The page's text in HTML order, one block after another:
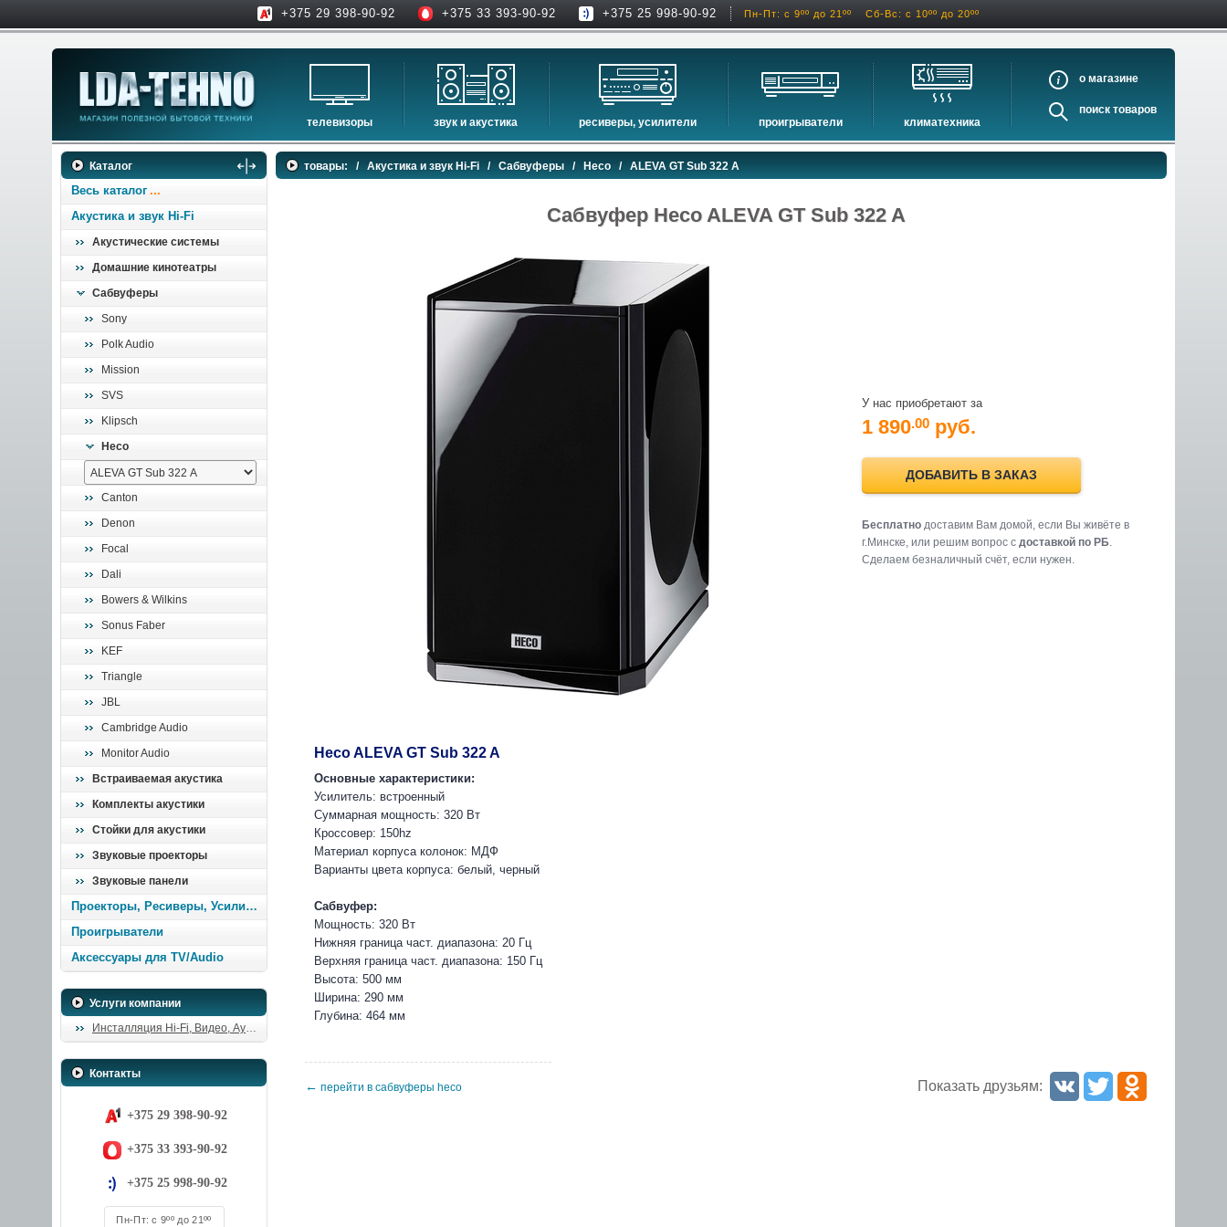
+375 29 398-90-92 +375 33 393-90-92 +375 25 998-90-92 Пн-Пт: с 9ºº до 21ºº Сб-Вс: с 10ºº до 20ºº
телевизоры
телевизоры
аксессуары для тв
звук и акустика
hi-fi акустика
музыкальные центры
встраиваемая акустика
комплекты акустики
стойки для акустики
звуковые проекторы
звуковые панели
шумоизоляция
ресиверы, усилители
проекторы
экраны для проекторов
интерактивные доски
av-ресиверы
усилители
преобразователи, накопители и др.
проигрыватели
сетевые проигрыватели
проигрыватели виниловых дисков
blu-ray проигрыватели
климатехника
кондиционеры
очистители и увлажнители воздуха
о
поиск
Каталог
Весь каталог
Акустика и звук Hi-Fi
Акустические системы
Домашние кинотеатры
Сабвуферы
Sony
Polk Audio
Mission
SVS
Klipsch
Heco
Canton
Denon
Focal
Dali
Bowers & Wilkins
Sonus Faber
KEF
Triangle
JBL
Cambridge Audio
Monitor Audio
Встраиваемая акустика
Комплекты акустики
Стойки для акустики
Звуковые проекторы
Звуковые панели
Проекторы, Ресиверы, Усилители
Проигрыватели
Аксессуары для TV/Audio
Услуги компании
Инсталляция Hi-Fi, Видео, Аудио
Контакты
+375 29 398-90-92
+375 33 393-90-92
+375 25 998-90-92
Пн-Пт: с 9ºº до 21ºº
товары: / Акустика и звук Hi-Fi / Сабвуферы / Heco / ALEVA GT Sub 322 A
Сабвуфер Heco ALEVA GT Sub 322 A
У нас приобретают за
1 890.00 руб.
ДОБАВИТЬ В ЗАКАЗ
Бесплатнодоставим Вам домой, если Вы живёте в
г.Минске, или решим вопрос с доставкой по РБ.
Cделаем безналичный счёт, если нужен.
Heco ALEVA GT Sub 322 A
Основные характеристики:
Усилитель: встроенный
Суммарная мощность: 320 Вт
Кроссовер: 150hz
Материал корпуса колонок: МДФ
Варианты цвета корпуса: белый, черный
Сабвуфер:
Мощность: 320 Вт
Нижняя граница част. диапазона: 20 Гц
Верхняя граница част. диапазона: 150 Гц
Высота: 500 мм
Ширина: 290 мм
Глубина: 464 мм
Показать друзьям:
← перейти в сабвуферы heco